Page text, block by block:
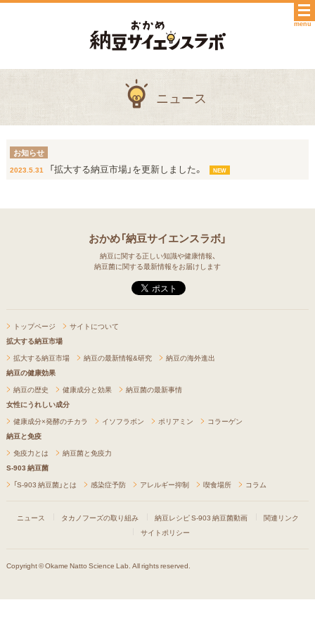
menu
ニュース
お知らせ
2023.5.31 「拡大する納豆市場」を更新しました。 NEW
おかめ「納豆サイエンスラボ」
納豆に関する正しい知識や健康情報、
納豆菌に関する最新情報をお届けします
トップページ
サイトについて
拡大する納豆市場
拡大する納豆市場
納豆の最新情報&研究
納豆の海外進出
納豆の健康効果
納豆の歴史
健康成分と効果
納豆菌の最新事情
女性にうれしい成分
健康成分×発酵のチカラ
イソフラボン ポリアミン
コラーゲン
納豆と免疫
免疫力とは
納豆菌と免疫力
S-903 納豆菌
「S-903 納豆菌」とは
感染症予防 アレルギー抑制 喫食場所 コラム
ニュース タカノフーズの取り組み 納豆レシピS-903 納豆菌動画
関連リンク
サイトポリシー
Copyright © Okame Natto Science Lab. All rights reserved.